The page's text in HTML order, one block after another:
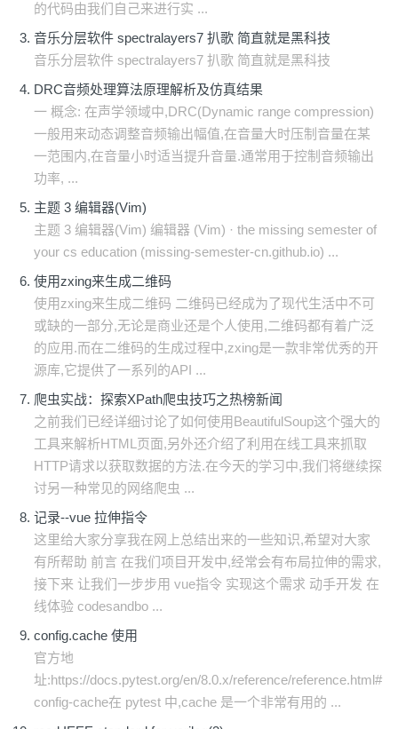
的代码由我们自己来进行实 ...
音乐分层软件 spectralayers7 扒歌 简直就是黑科技
音乐分层软件 spectralayers7 扒歌 简直就是黑科技
DRC音频处理算法原理解析及仿真结果
一 概念: 在声学领域中,DRC(Dynamic range compression)
一般用来动态调整音频输出幅值,在音量大时压制音量在某
一范围内,在音量小时适当提升音量.通常用于控制音频输出
功率, ...
主题 3 编辑器(Vim)
主题 3 编辑器(Vim) 编辑器 (Vim) · the missing semester of
your cs education (missing-semester-cn.github.io) ...
使用zxing来生成二维码
使用zxing来生成二维码 二维码已经成为了现代生活中不可
或缺的一部分,无论是商业还是个人使用,二维码都有着广泛
的应用.而在二维码的生成过程中,zxing是一款非常优秀的开
源库,它提供了一系列的API ...
爬虫实战：探索XPath爬虫技巧之热榜新闻
之前我们已经详细讨论了如何使用BeautifulSoup这个强大的
工具来解析HTML页面,另外还介绍了利用在线工具来抓取
HTTP请求以获取数据的方法.在今天的学习中,我们将继续探
讨另一种常见的网络爬虫 ...
记录--vue 拉伸指令
这里给大家分享我在网上总结出来的一些知识,希望对大家
有所帮助 前言 在我们项目开发中,经常会有布局拉伸的需求,
接下来 让我们一步步用 vue指令 实现这个需求 动手开发 在
线体验 codesandbo ...
config.cache 使用
官方地
址:https://docs.pytest.org/en/8.0.x/reference/reference.html#
config-cache在 pytest 中,cache 是一个非常有用的 ...